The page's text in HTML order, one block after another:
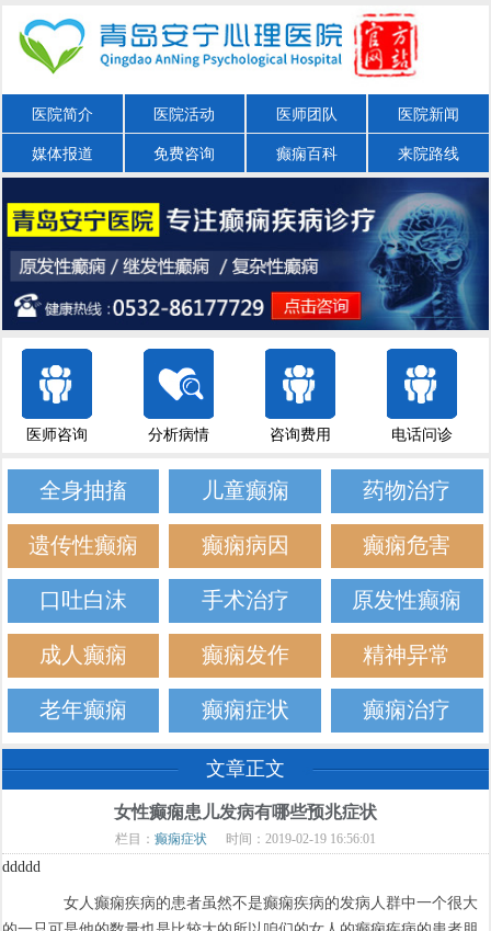
医院简介 医院活动 医师团队 医院新闻
媒体报道 免费咨询 癫痫百科 来院路线
医师咨询 分析病情 咨询费用 电话问诊
全身抽搐 儿童癫痫 药物治疗
遗传性癫痫 癫痫病因 癫痫危害
口吐白沫 手术治疗 原发性癫痫
成人癫痫 癫痫发作 精神异常
老年癫痫 癫痫症状 癫痫治疗
文章正文
女性癫痫患儿发病有哪些预兆症状
栏目： 癫痫症状 时间：2019-02-19 16:56:01
ddddd
女人癫痫疾病的患者虽然不是癫痫疾病的发病人群中一个很大